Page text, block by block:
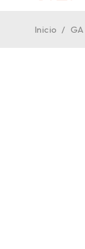
Inicio /